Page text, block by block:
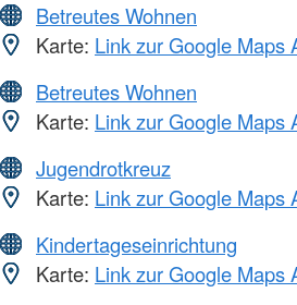
Betreutes Wohnen
Karte: Link zur Google Maps
Betreutes Wohnen
Karte: Link zur Google Maps
Jugendrotkreuz
Karte: Link zur Google Maps
Kindertageseinrichtung
Karte: Link zur Google Maps